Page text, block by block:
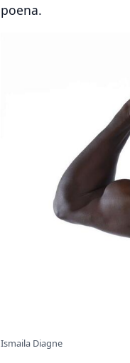
poena.
Ismaila Diagne